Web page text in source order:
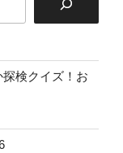
検クイズ！お